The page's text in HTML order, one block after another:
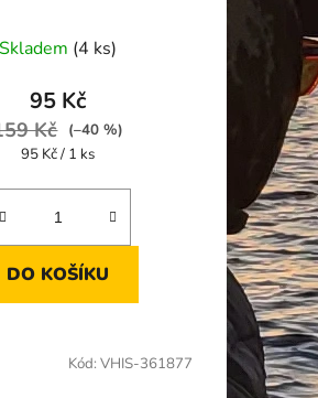
Skladem (4 ks)
95 Kč
Kč (–40 %)
Měrná
95 Kč / 1 ks
DO KOŠÍKU
Kód: VHIS-361877